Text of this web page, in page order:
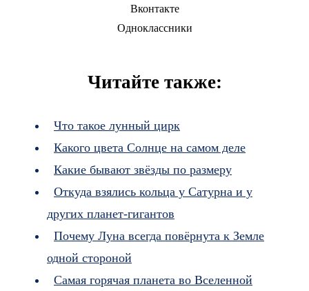
Вконтакте
Одноклассники
Читайте также:
Что такое лунный цирк
Какого цвета Солнце на самом деле
Какие бывают звёзды по размеру
Откуда взялись кольца у Сатурна и у
других планет-гигантов
Почему Луна всегда повёрнута к Земле
одной стороной
Самая горячая планета во Вселенной